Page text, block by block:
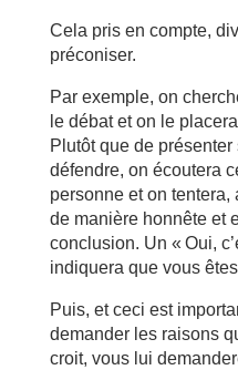
Cela pris en compte,
préconiser.
Par exemple, on
le débat et on le
Plutôt que de
défendre, on écoutera
personne et on
de manière honnête et
conclusion. Un « Oui,
indiquera que vous
Puis, et ceci est
demander les raisons
croit, vous lui